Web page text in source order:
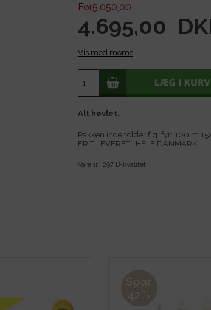
Før5.050,00
4.695,00
Vis med moms
Alt høvlet.
Pakken indeholder flg. fyr: 100 m
FRIT LEVERET I HELE DANMARK!
Varenr.: 297 B-kvalitet
Spar
42%